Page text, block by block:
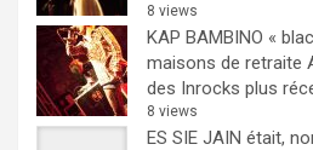
8 views
KAP BAMBINO «
maisons de retraite
des Inrocks plus
8 views
ES SIE JAIN était,